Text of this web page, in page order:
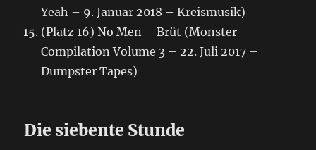
Yeah – 9. Januar 2018 – Kreismusik)
(Platz 16) No Men – Brüt (Monster
Compilation Volume 3 – 22. Juli 2017 –
Dumpster Tapes)
Die siebente Stunde